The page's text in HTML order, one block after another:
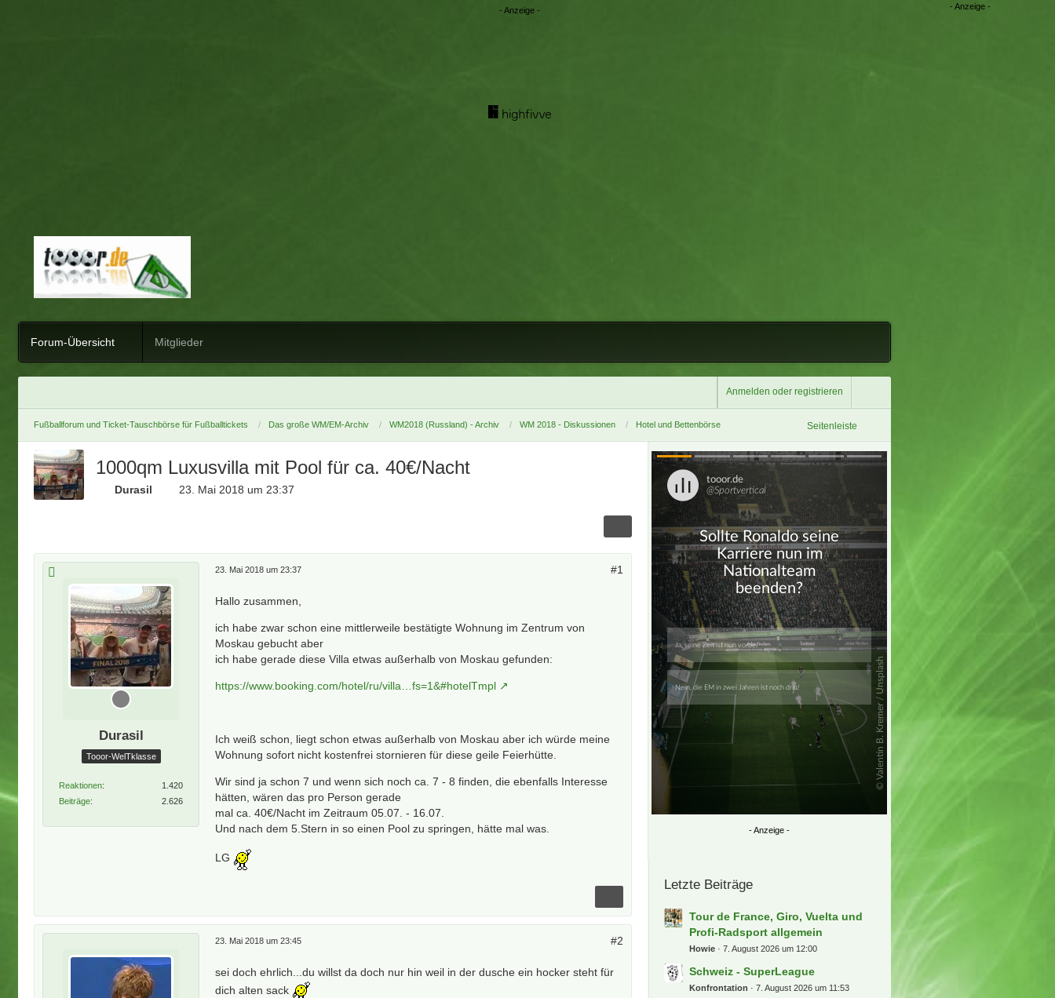
Forum-Übersicht Mitglieder
Anmelden oder registrieren
Fußballforum und Ticket-Tauschbörse für Fußballtickets Das große WM/EM-Archiv WM2018 (Russland) - Archiv WM 2018 - Diskussionen Hotel und Bettenbörse Seitenleiste
1000qm Luxusvilla mit Pool für ca. 40€/Nacht
Durasil 23. Mai 2018 um 23:37
Durasil
Tooor-WelTklasse
Reaktionen
1.420
Beiträge
2.626
23. Mai 2018 um 23:37 #1
Hallo zusammen,
ich habe zwar schon eine mittlerweile bestätigte Wohnung im Zentrum von
Moskau gebucht aber
ich habe gerade diese Villa etwas außerhalb von Moskau gefunden:
https://www.booking.com/hotel/ru/villa…fs=1&#hotelTmpl
Ich weiß schon, liegt schon etwas außerhalb von Moskau aber ich würde meine
Wohnung sofort nicht kostenfrei stornieren für diese geile Feierhütte.
Wir sind ja schon 7 und wenn sich noch ca. 7 - 8 finden, die ebenfalls Interesse
hätten, wären das pro Person gerade
mal ca. 40€/Nacht im Zeitraum 05.07. - 16.07.
Und nach dem 5.Stern in so einen Pool zu springen, hätte mal was.
LG
23. Mai 2018 um 23:45 #2
sei doch ehrlich...du willst da doch nur hin weil in der dusche ein hocker steht für
dich alten sack
Überspringen
Überspringen
Letzte Beiträge
Tour de France, Giro, Vuelta und
Profi-Radsport allgemein
Howie 7. August 2026 um 12:00
Schweiz - SuperLeague
Konfrontation 7. August 2026 um 11:53